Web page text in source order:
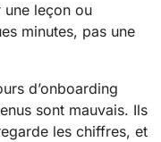
leçon ou
minutes, pas une
d’onboarding
sont mauvais. Ils
les chiffres, et